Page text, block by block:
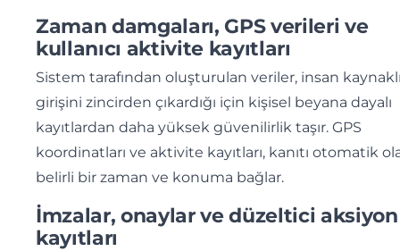
Zaman damgaları, GPS verileri ve
kullanıcı aktivite kayıtları
Sistem tarafından oluşturulan veriler, insan
girişini zincirden çıkardığı için kişisel beyana dayalı
kayıtlardan daha yüksek güvenilirlik taşır. GPS
koordinatları ve aktivite kayıtları, kanıtı otomatik
belirli bir zaman ve konuma bağlar.
İmzalar, onaylar ve düzeltici aksiyon
kayıtları